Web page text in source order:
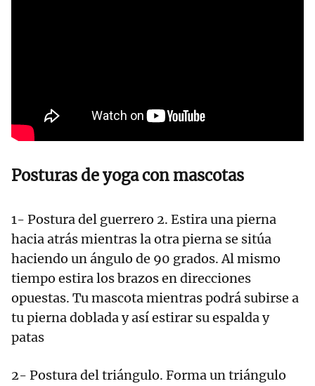
Posturas de yoga con mascotas
1- Postura del guerrero 2. Estira una pierna
hacia atrás mientras la otra pierna se sitúa
haciendo un ángulo de 90 grados. Al mismo
tiempo estira los brazos en direcciones
opuestas. Tu mascota mientras podrá subirse a
tu pierna doblada y así estirar su espalda y
patas
2- Postura del triángulo. Forma un triángulo